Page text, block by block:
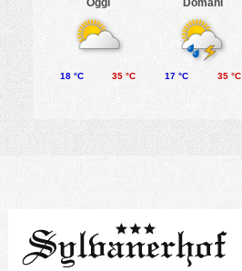
Oggi Domani
18 °C 35 °C 17 °C 35 °C